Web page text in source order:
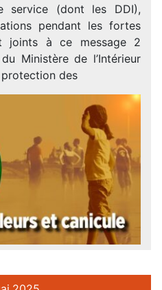
service (dont les DDI),
pendant les fortes
à ce message 2
Ministère de l’Intérieur
des